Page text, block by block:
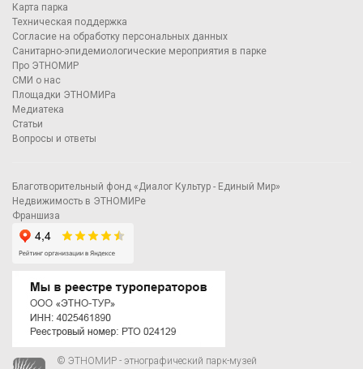
Карта парка
Техническая поддержка
Согласие на обработку персональных данных
Санитарно-эпидемиологические мероприятия в парке
Про ЭТНОМИР
СМИ о нас
Площадки ЭТНОМИРа
Медиатека
Статьи
Вопросы и ответы
Благотворительный фонд «Диалог Культур - Единый Мир»
Недвижимость в ЭТНОМИРе
Франшиза
© ЭТНОМИР - этнографический парк-музей